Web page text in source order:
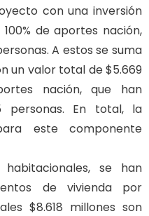
con una inversión
de aportes nación,
A estos se suma
un valor total de $5.669
nación, que han
personas. En total, la
este componente
se han
de vivienda por
$8.618 millones son